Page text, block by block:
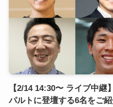
【2/14 14:30〜 ライブ中
パルトに登壇する6名をご